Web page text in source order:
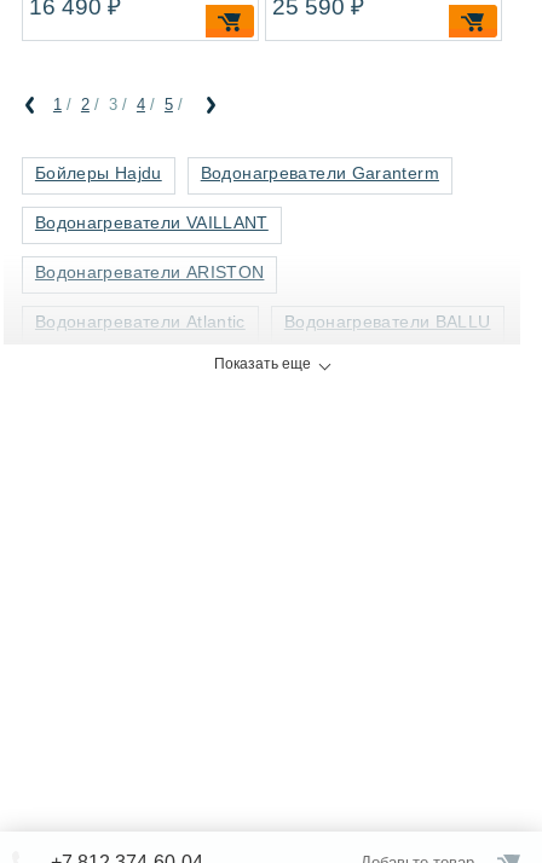
16 490 ₽ 25 590 ₽
1/ 2/ 3/ 4/ 5/
Бойлеры Hajdu Водонагреватели Garanterm
Водонагреватели VAILLANT
Водонагреватели ARISTON
Водонагреватели Atlantic Водонагреватели BALLU
Водонагреватели BOSCHПоказать еще